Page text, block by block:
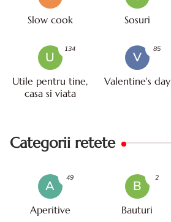
Slow cook Sosuri
U
Utile pentru tine,
casa si viata
134
V
Valentine's day
85
Categorii retete
A
Aperitive
49
B
Bauturi
2